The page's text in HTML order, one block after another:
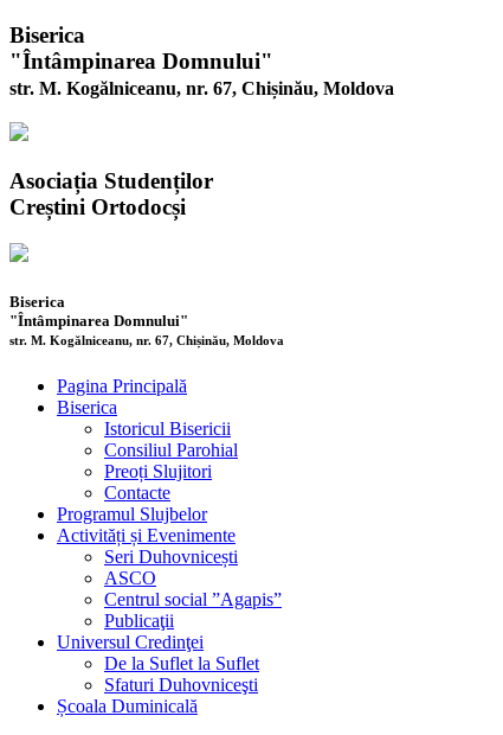
Biserica
"Întâmpinarea Domnului"
str. M. Kogălniceanu, nr. 67, Chișinău, Moldova
Asociația Studenților
Creștini Ortodocși
Biserica
"Întâmpinarea Domnului"
str. M. Kogălniceanu, nr. 67, Chișinău, Moldova
Pagina Principală
Biserica
Istoricul Bisericii
Consiliul Parohial
Preoți Slujitori
Contacte
Programul Slujbelor
Activități și Evenimente
Seri Duhovnicești
ASCO
Centrul social ”Agapis”
Publicaţii
Universul Credinţei
De la Suflet la Suflet
Sfaturi Duhovniceşti
Școala Duminicală